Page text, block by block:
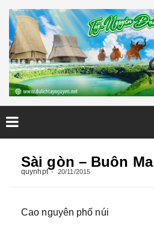
content
Sài gòn – Buôn
quynhpt 20/11/2015
Cao nguyên phố núi